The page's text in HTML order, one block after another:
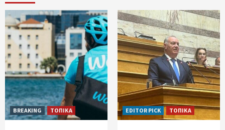
BREAKING ΤΟΠΙΚΑ EDITOR PICK ΤΟΠΙΚΑ